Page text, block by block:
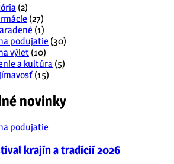
(2)
(27)
(1)
podujatie (30)
výlet (10)
a kultúra (5)
(15)
novinky
podujatie
krajín a tradícií 2026